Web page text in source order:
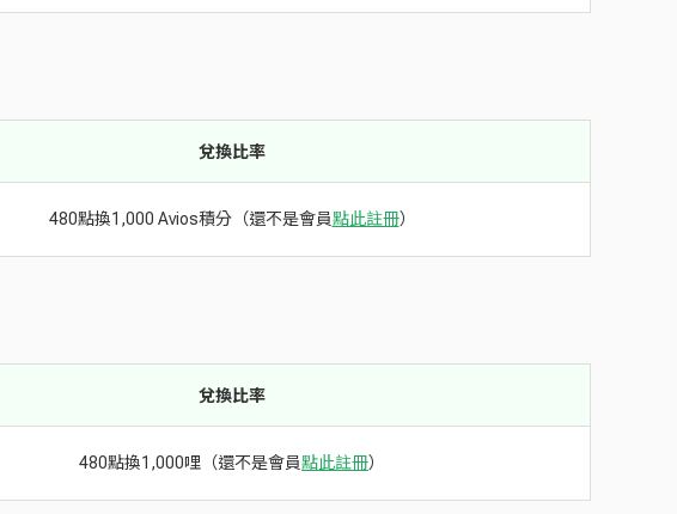
兌換比率
480點換1,000 Avios積分（還不是會員點此註冊）
兌換比率
480點換1,000哩（還不是會員點此註冊）